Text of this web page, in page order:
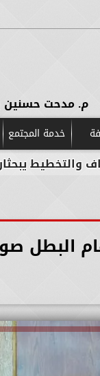
م. مدحت حسنين
خدمة المجتمع
تعزيز
البطل